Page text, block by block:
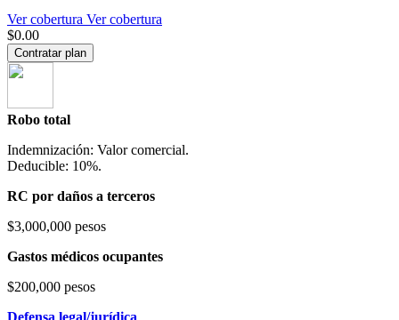
Ver cobertura Ver cobertura
$0.00
Contratar plan
Robo total
Indemnización: Valor comercial.
Deducible: 10%.
RC por daños a terceros
$3,000,000 pesos
Gastos médicos ocupantes
$200,000 pesos
Defensa legal/jurídica